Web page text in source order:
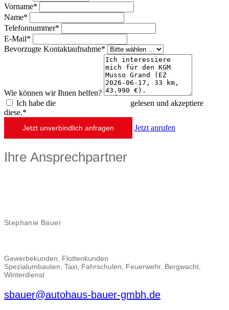
Vorname*
Name*
Telefonnummer*
E-Mail*
Bevorzugte Kontaktaufnahme*
Wie können wir Ihnen helfen?
Ich habe die
gelesen und akzeptiere
diese.*
Jetzt unverbindlich anfragen Jetzt anrufen
Ihre Ansprechpartner
Stephanie Bauer
Gewerbekunden, Flottenkunden
Spezialumbauten, Taxi, Fahrschulen, Feuerwehr, Bergwacht,
Winterdienst
sbauer@autohaus-bauer-gmbh.de